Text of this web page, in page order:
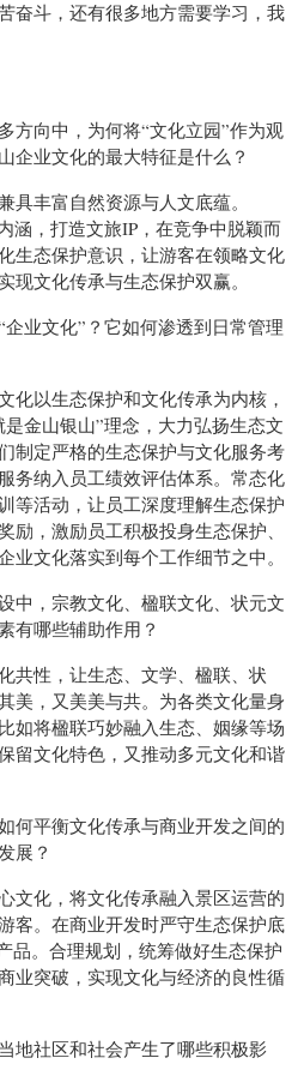
奋斗，还有很多地方需要学习，我
方向中，为何将“文化立园”作为观
企业文化的最大特征是什么？
具丰富自然资源与人文底蕴。
涵，打造文旅IP，在竞争中脱颖而
生态保护意识，让游客在领略文化
现文化传承与生态保护双赢。
业文化”？它如何渗透到日常管理
化以生态保护和文化传承为内核，
金山银山”理念，大力弘扬生态文
制定严格的生态保护与文化服务考
务纳入员工绩效评估体系。常态化
等活动，让员工深度理解生态保护
励，激励员工积极投身生态保护、
业文化落实到每个工作细节之中。
中，宗教文化、楹联文化、状元文
有哪些辅助作用？
共性，让生态、文学、楹联、状
美，又美美与共。为各类文化量身
如将楹联巧妙融入生态、姻缘等场
留文化特色，又推动多元文化和谐
何平衡文化传承与商业开发之间的
展？
文化，将文化传承融入景区运营的
客。在商业开发时严守生态保护底
品。合理规划，统筹做好生态保护
业突破，实现文化与经济的良性循
地社区和社会产生了哪些积极影